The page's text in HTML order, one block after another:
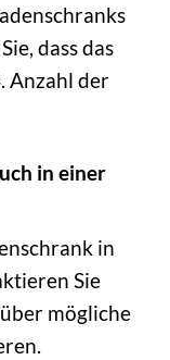
dass das
Anzahl der
in einer
in
Sie
mögliche